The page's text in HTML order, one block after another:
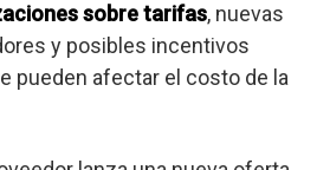
sobre tarifas, nuevas
y posibles incentivos
pueden afectar el costo de la